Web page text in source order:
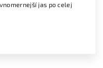
jas po celej